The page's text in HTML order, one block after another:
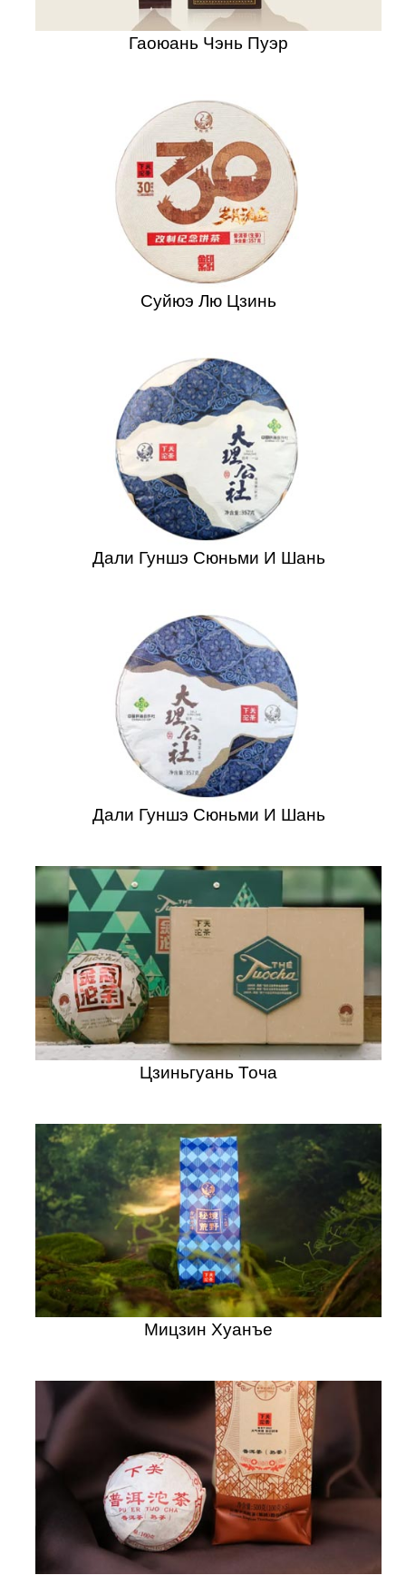
Гаоюань Чэнь Пуэр
Суйюэ Лю Цзинь
Дали Гуншэ Сюньми И Шань
Дали Гуншэ Сюньми И Шань
Цзиньгуань Точа
Мицзин Хуанъе